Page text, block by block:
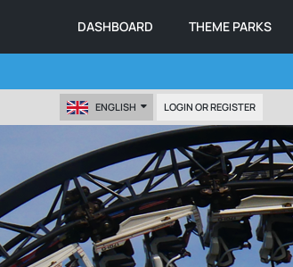
DASHBOARD THEME PARKS
ENGLISH LOGIN OR REGISTER